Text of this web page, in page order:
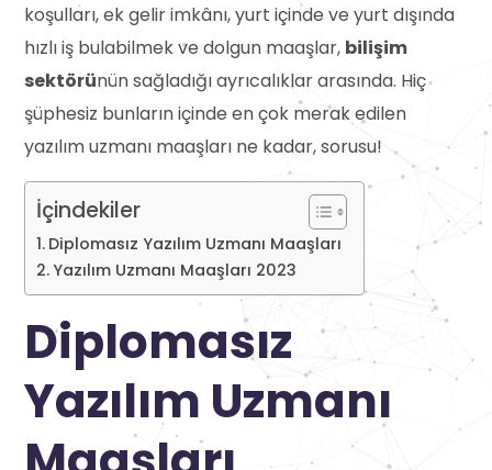
koşulları, ek gelir imkânı, yurt içinde ve yurt dışında
hızlı iş bulabilmek ve dolgun maaşlar, bilişim
sektörünün sağladığı ayrıcalıklar arasında. Hiç
şüphesiz bunların içinde en çok merak edilen
yazılım uzmanı maaşları ne kadar, sorusu!
İçindekiler
Diplomasız Yazılım Uzmanı Maaşları
Yazılım Uzmanı Maaşları 2023
Diplomasız
Yazılım Uzmanı